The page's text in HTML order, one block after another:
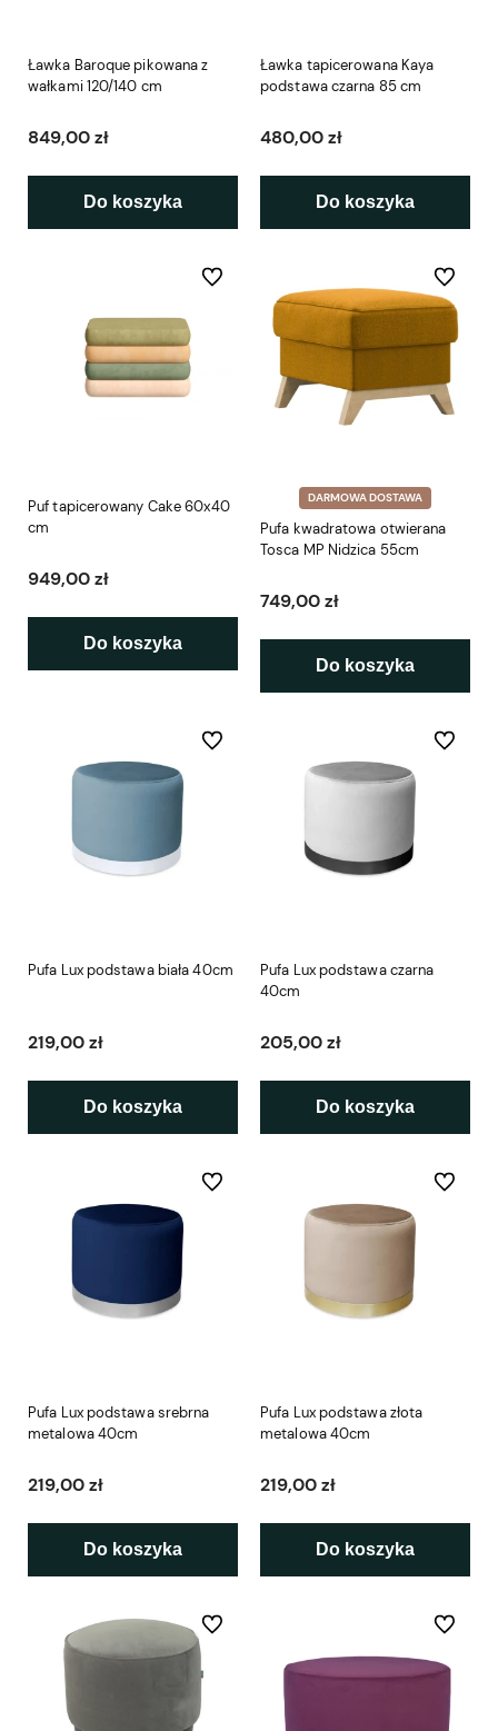
Ławka Baroque pikowana z
wałkami 120/140 cm
849,00 zł
Do koszyka
Ławka tapicerowana Kaya
podstawa czarna 85 cm
480,00 zł
Do koszyka
Puf tapicerowany Cake 60x40
cm
949,00 zł
Do koszyka
Do ulubionych
DARMOWA DOSTAWA
Pufa kwadratowa otwierana
Tosca MP Nidzica 55cm
749,00 zł
Do koszyka
Do
Pufa Lux podstawa biała 40cm
219,00 zł
Do koszyka
Do ulubionych
Pufa Lux podstawa czarna
40cm
205,00 zł
Do koszyka
Do
Pufa Lux podstawa srebrna
metalowa 40cm
219,00 zł
Do koszyka
Do ulubionych
Pufa Lux podstawa złota
metalowa 40cm
219,00 zł
Do koszyka
Do
Do ulubionych Do